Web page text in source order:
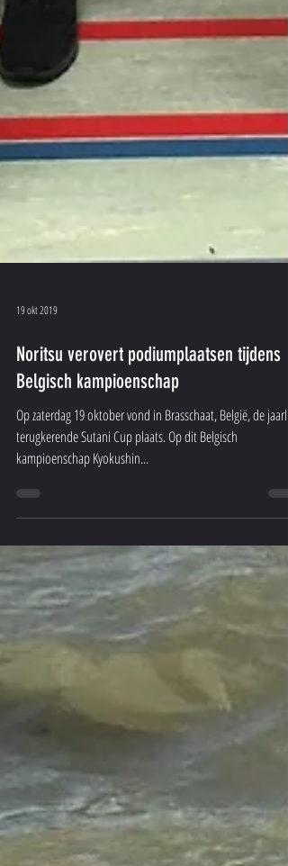
19 okt 2019
Noritsu verovert podiumplaatsen tijdens
Belgisch kampioenschap
Op zaterdag 19 oktober vond in Brasschaat, België, de
terugkerende Sutani Cup plaats. Op dit Belgisch
kampioenschap Kyokushin...